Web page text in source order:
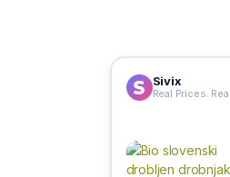
Sivix
Real Prices.